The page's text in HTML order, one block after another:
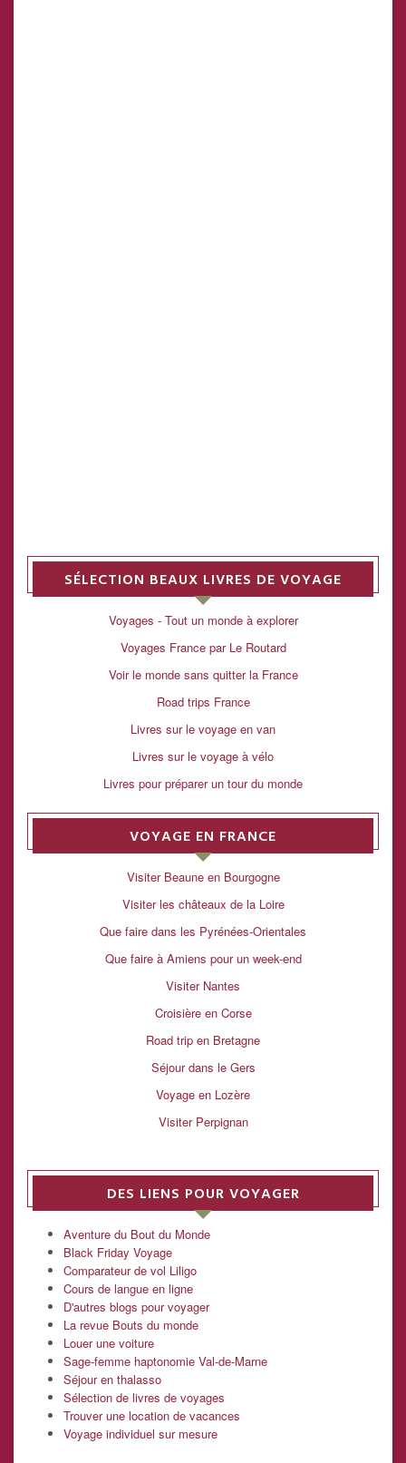
SÉLECTION BEAUX LIVRES DE VOYAGE
Voyages - Tout un monde à explorer
Voyages France par Le Routard
Voir le monde sans quitter la France
Road trips France
Livres sur le voyage en van
Livres sur le voyage à vélo
Livres pour préparer un tour du monde
VOYAGE EN FRANCE
Visiter Beaune en Bourgogne
Visiter les châteaux de la Loire
Que faire dans les Pyrénées-Orientales
Que faire à Amiens pour un week-end
Visiter Nantes
Croisière en Corse
Road trip en Bretagne
Séjour dans le Gers
Voyage en Lozère
Visiter Perpignan
DES LIENS POUR VOYAGER
Aventure du Bout du Monde
Black Friday Voyage
Comparateur de vol Liligo
Cours de langue en ligne
D'autres blogs pour voyager
La revue Bouts du monde
Louer une voiture
Sage-femme haptonomie Val-de-Marne
Séjour en thalasso
Sélection de livres de voyages
Trouver une location de vacances
Voyage individuel sur mesure